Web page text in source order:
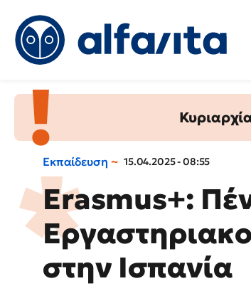
Εκπαίδευση 15.04.2025 - 08:55
Erasmus+:
στην Ισπανία